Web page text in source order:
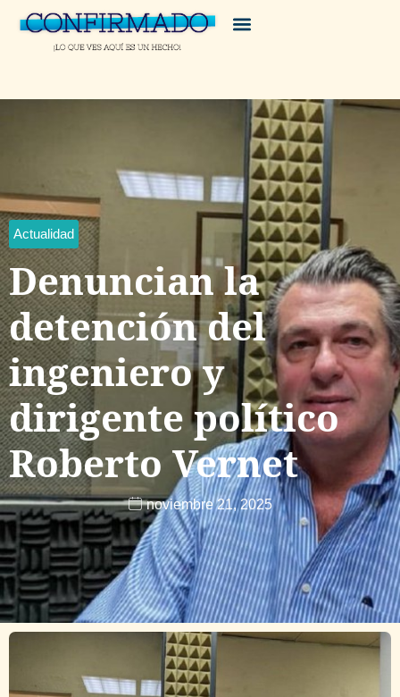
Actualidad
Denuncian la
detención del
ingeniero y
dirigente político
Roberto Vernet
noviembre 21, 2025